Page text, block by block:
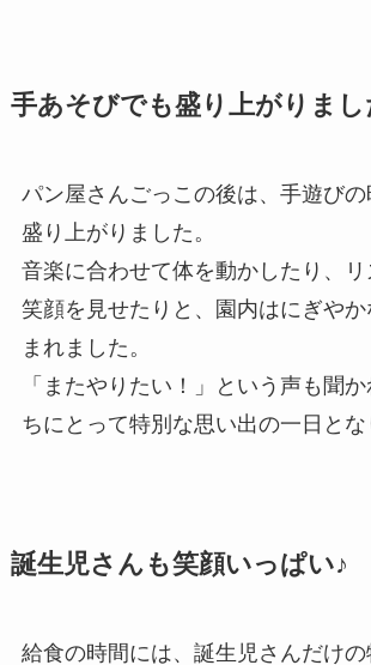
手あそびでも盛り上がりまし
パン屋さんごっこの後は、手遊び
盛り上がりました。
音楽に合わせて体を動かしたり、
笑顔を見せたりと、園内はにぎや
まれました。
「またやりたい！」という声も聞
ちにとって特別な思い出の一日とな
誕生児さんも笑顔いっぱい♪
給食の時間には、誕生児さんだけ